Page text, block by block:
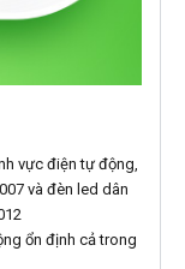
vực điện tự động,
và đèn led dân
ổn định cả trong